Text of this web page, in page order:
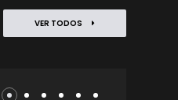
VER TODOS